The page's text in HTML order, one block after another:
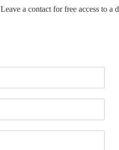
Leave a contact for free access to a